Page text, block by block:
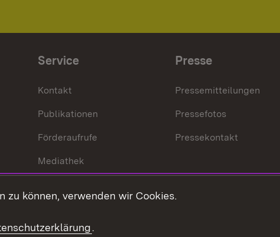
Service
Kontakt
Publikationen
Förderaufrufe
Mediathek
Presse
Pressemitteilungen
Pressefotos
Pressekontakt
zu können, verwenden wir Cookies.
.